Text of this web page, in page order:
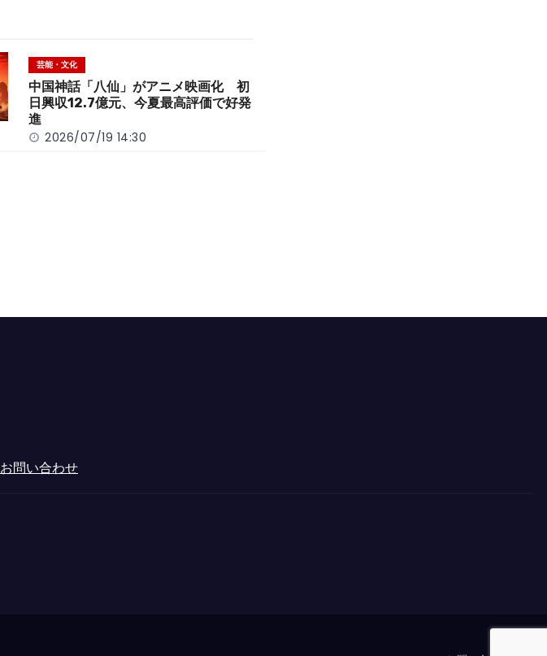
芸能・文化
中国神話「八仙」がアニメ映画化 初
日興収12.7億元、今夏最高評価で好発
進
2026/07/19 14:30
お問い合わせ